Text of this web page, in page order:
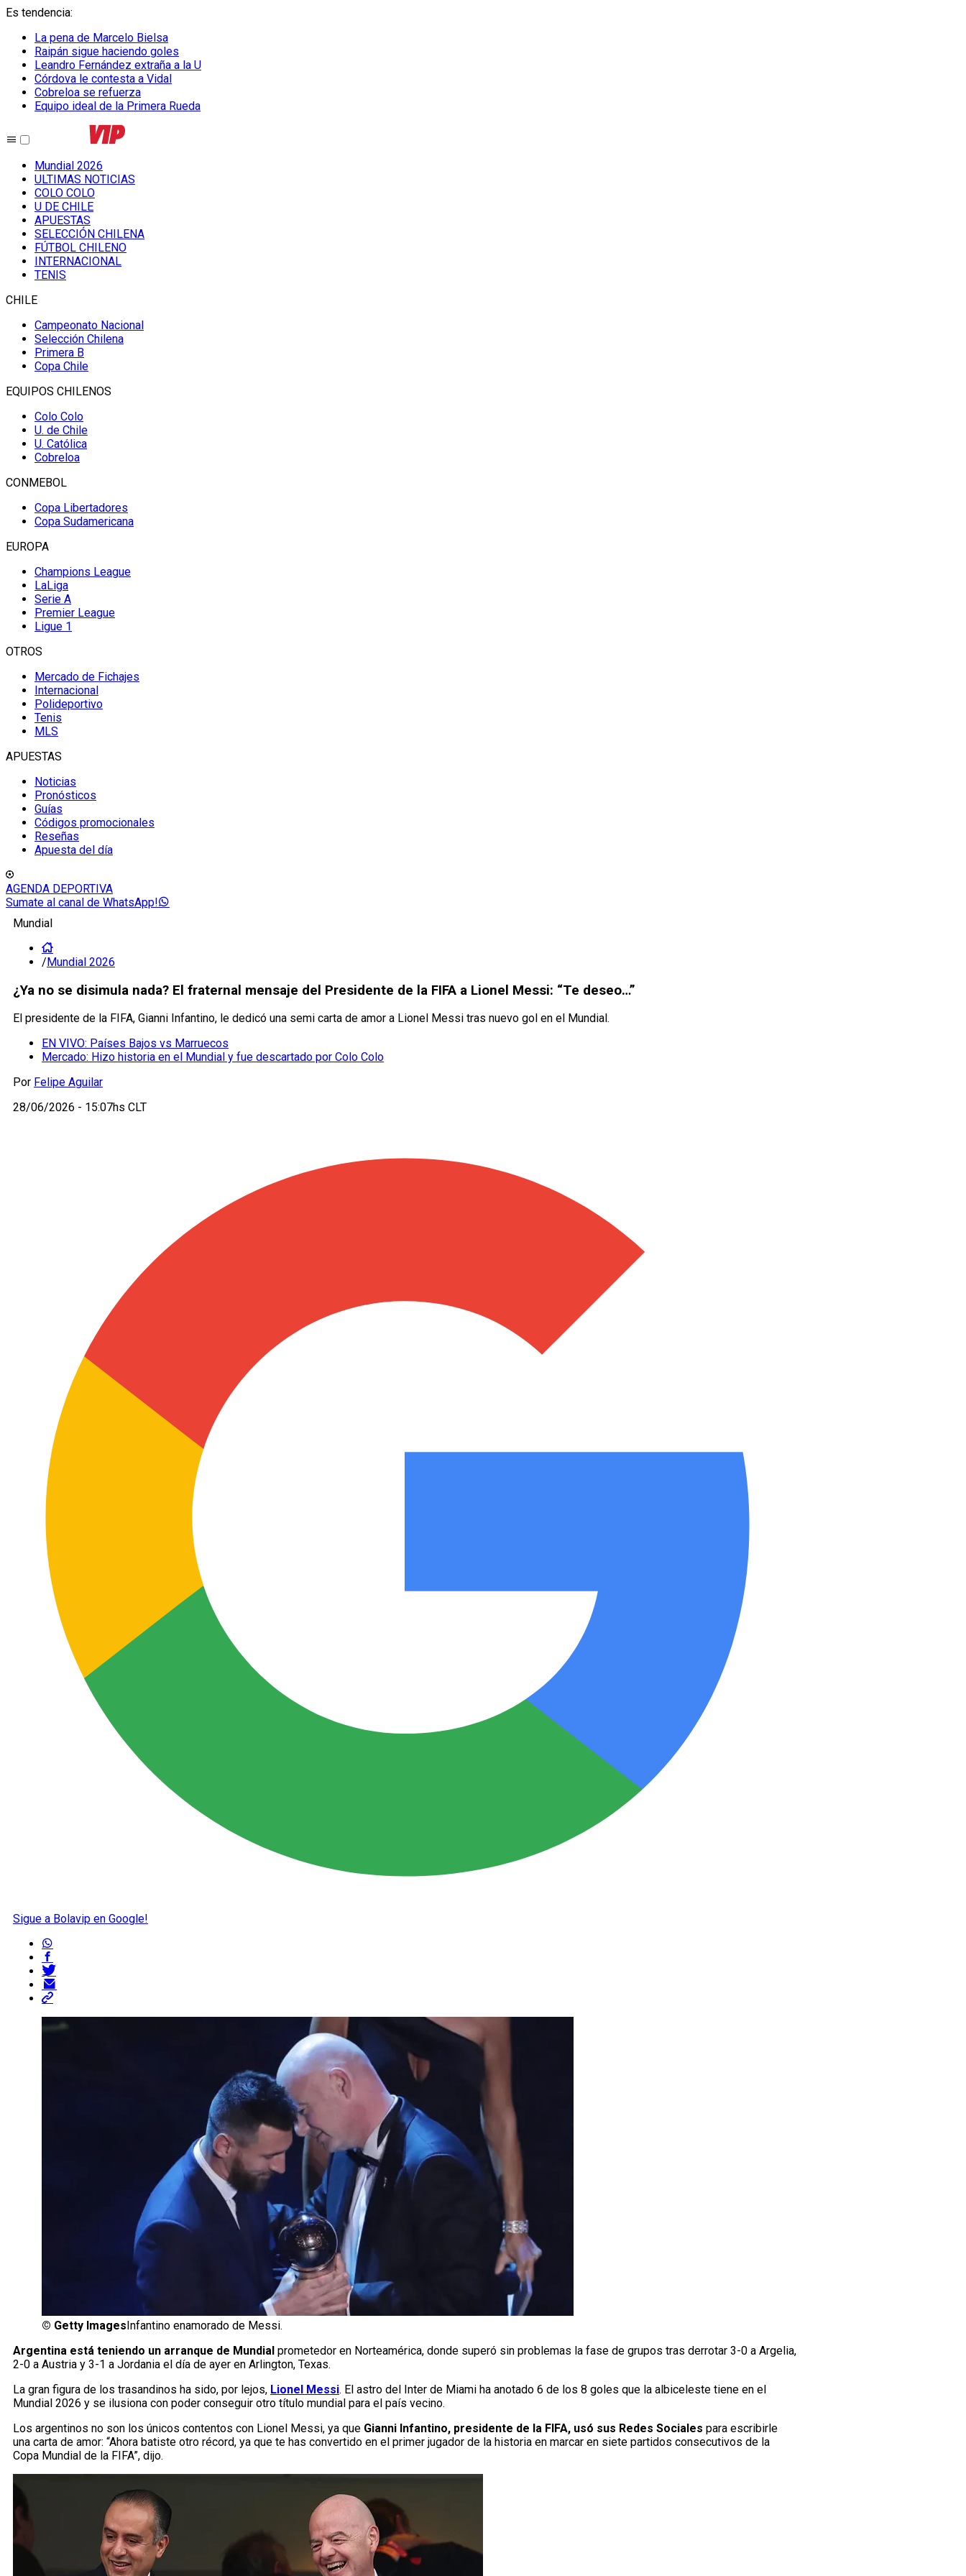
Es tendencia:
La pena de Marcelo Bielsa
Raipán sigue haciendo goles
Leandro Fernández extraña a la U
Córdova le contesta a Vidal
Cobreloa se refuerza
Equipo ideal de la Primera Rueda
Mundial 2026
ULTIMAS NOTICIAS
COLO COLO
U DE CHILE
APUESTAS
SELECCIÓN CHILENA
FÚTBOL CHILENO
INTERNACIONAL
TENIS
CHILE
Campeonato Nacional
Selección Chilena
Primera B
Copa Chile
EQUIPOS CHILENOS
Colo Colo
U. de Chile
U. Católica
Cobreloa
CONMEBOL
Copa Libertadores
Copa Sudamericana
EUROPA
Champions League
LaLiga
Serie A
Premier League
Ligue 1
OTROS
Mercado de Fichajes
Internacional
Polideportivo
Tenis
MLS
APUESTAS
Noticias
Pronósticos
Guías
Códigos promocionales
Reseñas
Apuesta del día
AGENDA DEPORTIVA
Sumate al canal de WhatsApp!
Mundial
/Mundial 2026
¿Ya no se disimula nada? El fraternal mensaje del Presidente de la FIFA a Lionel Messi: “Te deseo…”
El presidente de la FIFA, Gianni Infantino, le dedicó una semi carta de amor a Lionel Messi tras nuevo gol en el Mundial.
EN VIVO: Países Bajos vs Marruecos
Mercado: Hizo historia en el Mundial y fue descartado por Colo Colo
Por Felipe Aguilar
28/06/2026 - 15:07hs CLT
Sigue a Bolavip en Google!
© Getty Images Infantino enamorado de Messi.
Argentina está teniendo un arranque de Mundial prometedor en Norteamérica, donde superó sin problemas la fase de grupos tras derrotar 3-0 a Argelia,
2-0 a Austria y 3-1 a Jordania el día de ayer en Arlington, Texas.
La gran figura de los trasandinos ha sido, por lejos, Lionel Messi. El astro del Inter de Miami ha anotado 6 de los 8 goles que la albiceleste tiene en el
Mundial 2026 y se ilusiona con poder conseguir otro título mundial para el país vecino.
Los argentinos no son los únicos contentos con Lionel Messi, ya que Gianni Infantino, presidente de la FIFA, usó sus Redes Sociales para escribirle
una carta de amor: “Ahora batiste otro récord, ya que te has convertido en el primer jugador de la historia en marcar en siete partidos consecutivos de la
Copa Mundial de la FIFA”, dijo.